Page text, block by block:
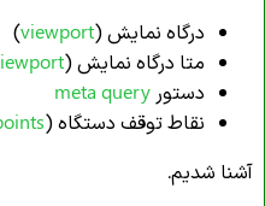
درگاه نمایش (viewport
)
متا درگاه نمایش (
دستور meta query
نقاط توقف دستگاه (
آشنا شدیم.